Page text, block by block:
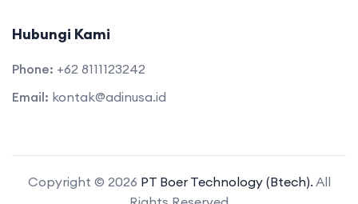
Hubungi Kami
Phone: +62 8111123242
Email: kontak@adinusa.id
Copyright © 2026 PT Boer Technology (Btech). All